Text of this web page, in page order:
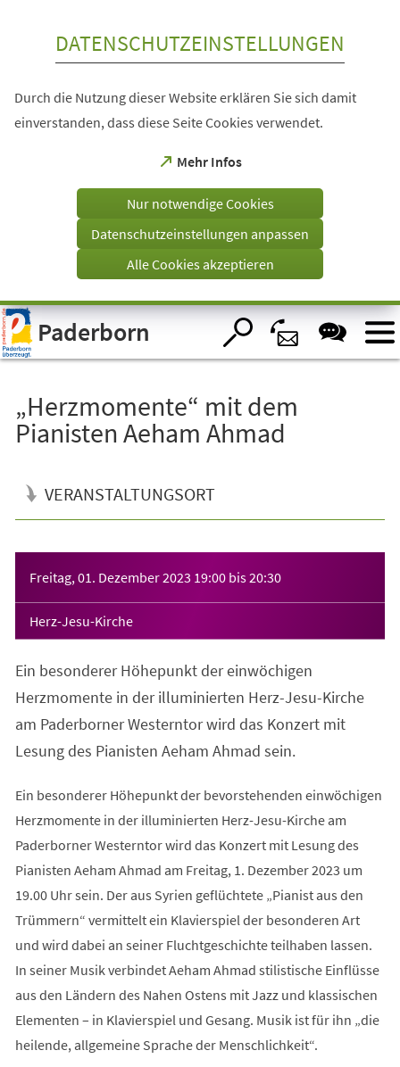
Visuelle
Assistenzsoftware
öffnen.
DATENSCHUTZEINSTELLUNGEN
Durch die Nutzung dieser Website erklären Sie sich damit
einverstanden, dass diese Seite Cookies verwendet.
Mehr Infos
(Öffnet
einem
Tab)
Nur notwendige Cookies
Datenschutzeinstellungen anpassen
Alle Cookies akzeptieren
Paderborn
„Herzmomente“ mit dem
Pianisten Aeham Ahmad
VERANSTALTUNGSORT
Freitag, 01. Dezember 2023 19:00 bis20:30
Herz-Jesu-Kirche
Ein besonderer Höhepunkt der einwöchigen
Herzmomente in der illuminierten Herz-Jesu-Kirche
am Paderborner Westerntor wird das Konzert mit
Lesung des Pianisten Aeham Ahmad sein.
Ein besonderer Höhepunkt der bevorstehenden einwöchigen
Herzmomente in der illuminierten Herz-Jesu-Kirche am
Paderborner Westerntor wird das Konzert mit Lesung des
Pianisten Aeham Ahmad am Freitag, 1. Dezember 2023 um
19.00 Uhr sein. Der aus Syrien geflüchtete „Pianist aus den
Trümmern“ vermittelt ein Klavierspiel der besonderen Art
und wird dabei an seiner Fluchtgeschichte teilhaben lassen.
In seiner Musik verbindet Aeham Ahmad stilistische Einflüsse
aus den Ländern des Nahen Ostens mit Jazz und klassischen
Elementen – in Klavierspiel und Gesang. Musik ist für ihn „die
heilende, allgemeine Sprache der Menschlichkeit“.